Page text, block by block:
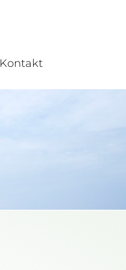
Kontakt